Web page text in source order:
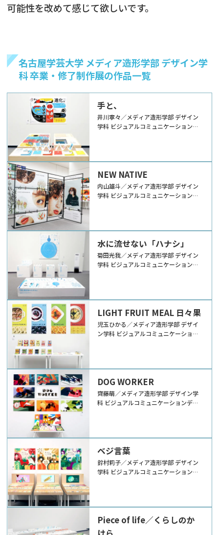
可能性を改めて感じて欲しいです。
名古屋学芸大学 メディア造形学部 デザイン学
科 卒業・修了制作展の作品一覧
手と、
井川寧々／メディア造形学部 デザイン
学科 ビジュアルコミュニケーションデ
NEW NATIVE
内山雄斗／メディア造形学部 デザイン
学科 ビジュアルコミュニケーションデ
水に流せない「ハナシ」
菊田光我／メディア造形学部 デザイン
学科 ビジュアルコミュニケーションデ
LIGHT FRUIT MEAL 日々果
児玉ひかる／メディア造形学部 デザイ
ン学科 ビジュアルコミュニケーション
DOG WORKER
齊藤萌／メディア造形学部 デザイン学
科 ビジュアルコミュニケーションデザ
ベジ言葉
鈴村莉子／メディア造形学部 デザイン
学科 ビジュアルコミュニケーションデ
Piece of life／くらしのか